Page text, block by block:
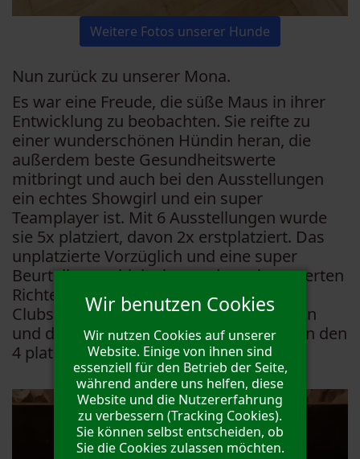
Weitere Fotos unserer Hunde
Nun zurück zu unserer Mona.
Es war eine Freude, die süße Maus in ihrer
Entwicklung zu beobachten. Sie reifte zu
einer wunderschönen Hündin heran, die
außerdem beste Gesundheitswerte
mitbringt und auch bei den Ausstellungen
ein echtes Showgirl und ein super
Teamplayer ist. Mit 6 Ausstellungen wurde
sie 5x platziert, davon 2x erstplatziert. Das
unplatzierte Vorzüglich und eine super
Beurteilung erhielt sie von dem ehrenwerten
Richter Herrn Geoff Duffield bei der
Clubsieger Schau am 01.05.2023 in Berlin
und durfte als Einzige unplatzierte neben den
4 platzierten Hunden im Ring stehen.
Wir benutzen Cookies
Wir nutzen Cookies auf unserer
Website. Einige von ihnen sind
essenziell für den Betrieb der Seite,
während andere uns helfen, diese
Website und die Nutzererfahrung
zu verbessern (Tracking Cookies).
Sie können selbst entscheiden, ob
Sie die Cookies zulassen möchten.